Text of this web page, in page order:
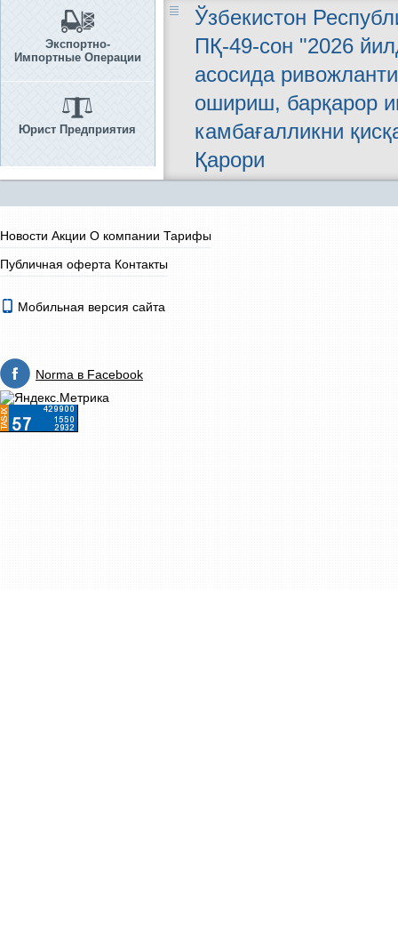
Экспортно-
Импортные Операции
Юрист Предприятия
Ўзбекистон
ПҚ-49-сон "2026
асосида
ошириш, барқарор
камбағалликни
Қарори
Новости Акции О компании Тарифы
Публичная оферта Контакты
Мобильная версия сайта
Norma в Facebook